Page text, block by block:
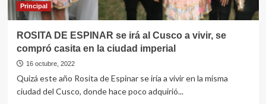
Principal
ROSITA DE ESPINAR se irá al Cusco a vivir, se
compró casita en la ciudad imperial
16 octubre, 2022
Quizá este año Rosita de Espinar se iría a vivir en la misma
ciudad del Cusco, donde hace poco adquirió...